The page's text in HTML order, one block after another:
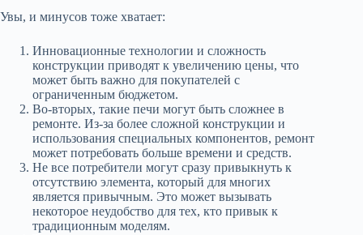
Увы, и минусов тоже хватает:
Инновационные технологии и сложность
конструкции приводят к увеличению цены, что
может быть важно для покупателей с
ограниченным бюджетом.
Во-вторых, такие печи могут быть сложнее в
ремонте. Из-за более сложной конструкции и
использования специальных компонентов, ремонт
может потребовать больше времени и средств.
Не все потребители могут сразу привыкнуть к
отсутствию элемента, который для многих
является привычным. Это может вызывать
некоторое неудобство для тех, кто привык к
традиционным моделям.